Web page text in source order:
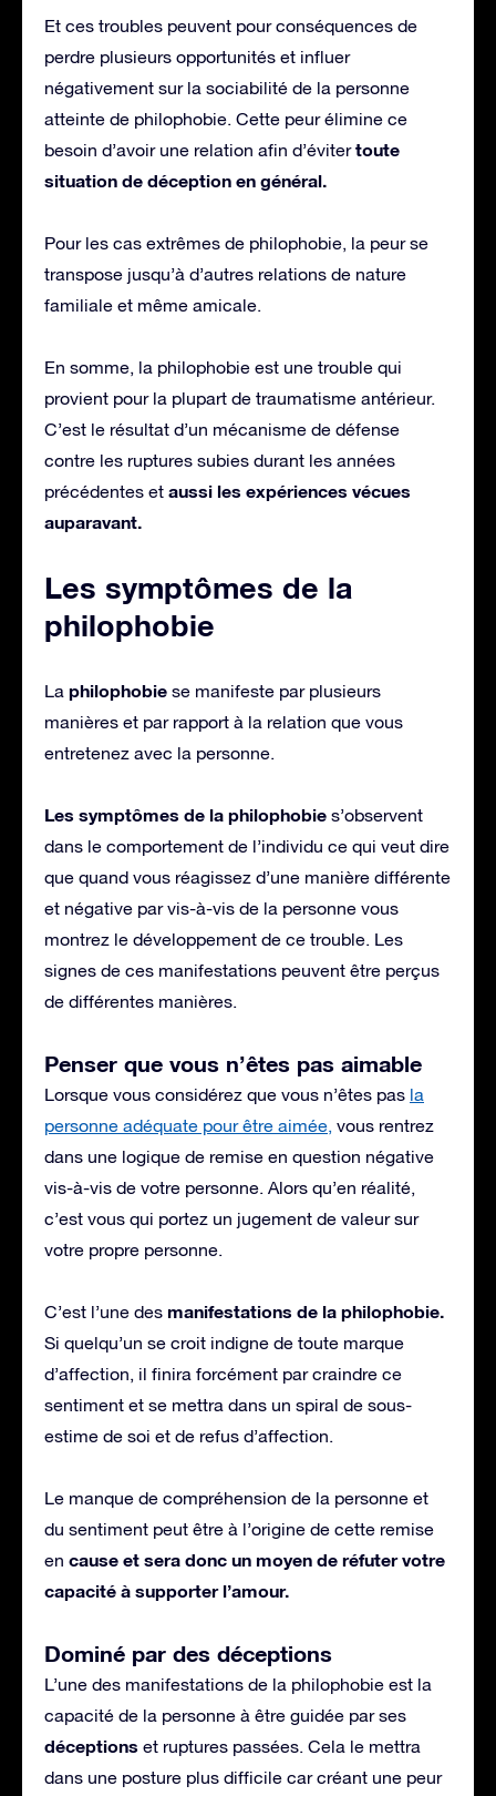
Et ces troubles peuvent pour conséquences de
perdre plusieurs opportunités et influer
négativement sur la sociabilité de la personne
atteinte de philophobie. Cette peur élimine ce
besoin d’avoir une relation afin d’évitertoute
situation de déception en général.
Pour les cas extrêmes de philophobie, la peur se
transpose jusqu’à d’autres relations de nature
familiale et même amicale.
En somme, la philophobie est une trouble qui
provient pour la plupart de traumatisme antérieur.
C’est le résultat d’un mécanisme de défense
contre les ruptures subies durant les années
précédentes et aussi les expériences vécues
auparavant.
Les symptômes de la
philophobie
La philophobie se manifeste par plusieurs
manières et par rapport à la relation que vous
entretenez avec la personne.
Les symptômes de la philophobie s’observent
dans le comportement de l’individu ce qui veut dire
que quand vous réagissez d’une manière différente
et négative par vis-à-vis de la personne vous
montrez le développement de ce trouble. Les
signes de ces manifestations peuvent être perçus
de différentes manières.
Penser que vous n’êtes pas aimable
Lorsque vous considérez que vous n’êtes pas la
personne adéquate pour être aimée, vous rentrez
dans une logique de remise en question négative
vis-à-vis de votre personne. Alors qu’en réalité,
c’est vous qui portez un jugement de valeur sur
votre propre personne.
C’est l’une des manifestations de la philophobie.
Si quelqu’un se croit indigne de toute marque
d’affection, il finira forcément par craindre ce
sentiment et se mettra dans un spiral de sous-
estime de soi et de refus d’affection.
Le manque de compréhension de la personne et
du sentiment peut être à l’origine de cette remise
en cause et sera donc un moyen de réfuter votre
capacité à supporter l’amour.
Dominé par des déceptions
L’une des manifestations de la philophobie est la
capacité de la personne à être guidée par ses
déceptions et ruptures passées. Cela le mettra
dans une posture plus difficile car créant une peur